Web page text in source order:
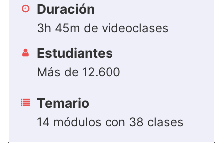
Duración
3h 45m de videoclases
Estudiantes
Más de 12.600
Temario
14 módulos con 38 clases